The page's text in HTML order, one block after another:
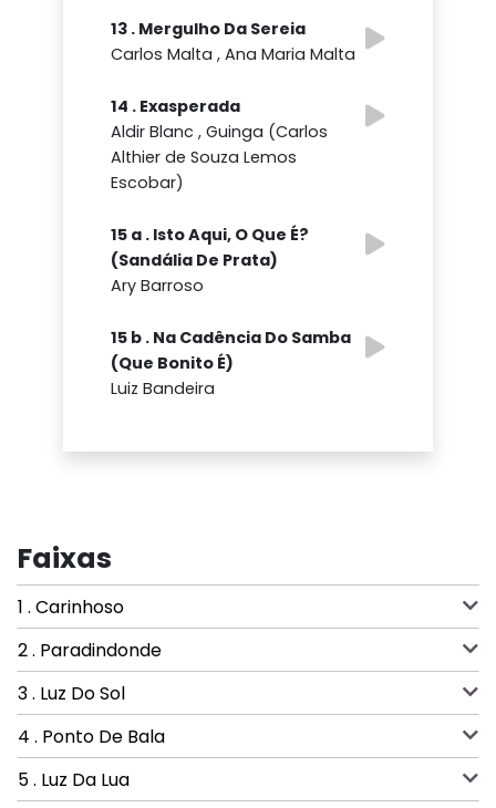
13 . Mergulho Da Sereia
Carlos Malta , Ana Maria Malta
14 . Exasperada
Aldir Blanc , Guinga (Carlos
Althier de Souza Lemos
Escobar)
15 a . Isto Aqui, O Que É?
(Sandália De Prata)
Ary Barroso
15 b . Na Cadência Do Samba
(Que Bonito É)
Luiz Bandeira
Faixas
1 . Carinhoso
2 . Paradindonde
3 . Luz Do Sol
4 . Ponto De Bala
5 . Luz Da Lua